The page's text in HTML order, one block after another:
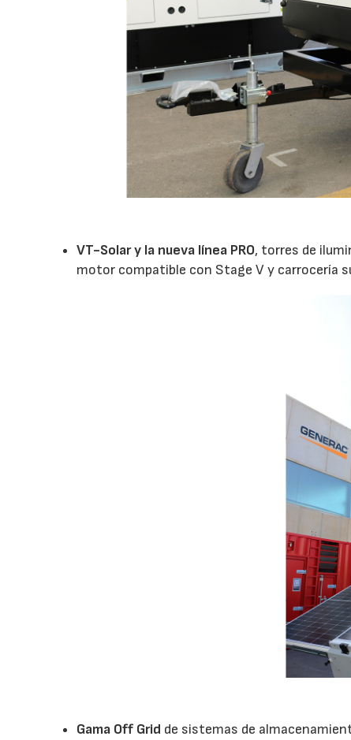
VT-Solar y la nueva línea PRO, torres de
motor compatible con Stage V y carrocería
Gama Off Grid de sistemas de